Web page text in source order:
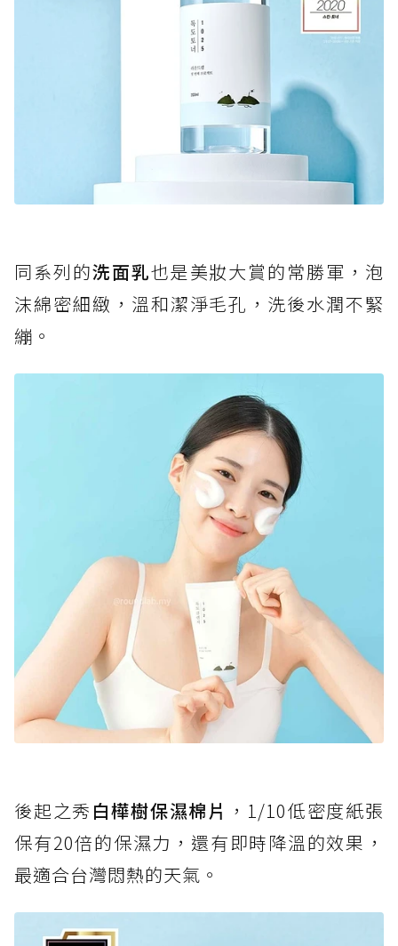
同系列的洗面乳也是美妝大賞的常勝軍，泡
沫綿密細緻，溫和潔淨毛孔，洗後水潤不緊
繃。
後起之秀 白樺樹保濕棉片 ，1/10低密度紙張
保有20倍的保濕力，還有即時降溫的效果，
最適合台灣悶熱的天氣。